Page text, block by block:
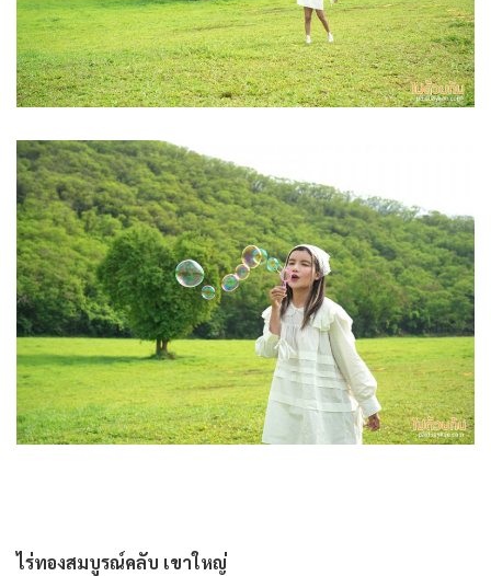
ไร่ทองสมบูรณ์คลับ เขาใหญ่